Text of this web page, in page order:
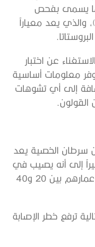
ما يسمى بفحص
مستضد البروستاتا النوعي ‫(PSA)، والذي يعد معياراً
عن اختبار
معلومات أساسية
إلى ‫أي تشوهات
سرطان الخصية يعد
مشيراً إلى أنه يصيب في
المقام ‫الأول الرجال الذين تتراوح أعمارهم بين 20 و40
ترفع خطر الإصابة